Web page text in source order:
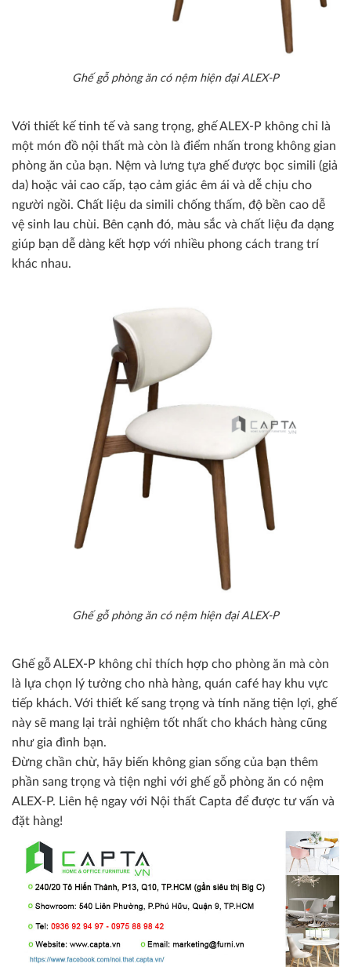
Ghế gỗ phòng ăn có nệm hiện đại ALEX-P
Với thiết kế tinh tế và sang trọng, ghế ALEX-P không chỉ là
một món đồ nội thất mà còn là điểm nhấn trong không gian
phòng ăn của bạn. Nệm và lưng tựa ghế được bọc simili (giả
da) hoặc vải cao cấp, tạo cảm giác êm ái và dễ chịu cho
người ngồi. Chất liệu da simili chống thấm, độ bền cao dễ
vệ sinh lau chùi. Bên cạnh đó, màu sắc và chất liệu đa dạng
giúp bạn dễ dàng kết hợp với nhiều phong cách trang trí
khác nhau.
Ghế gỗ phòng ăn có nệm hiện đại ALEX-P
Ghế gỗ ALEX-P không chỉ thích hợp cho phòng ăn mà còn
là lựa chọn lý tưởng cho nhà hàng, quán café hay khu vực
tiếp khách. Với thiết kế sang trọng và tính năng tiện lợi, ghế
này sẽ mang lại trải nghiệm tốt nhất cho khách hàng cũng
như gia đình bạn.
Đừng chần chừ, hãy biến không gian sống của bạn thêm
phần sang trọng và tiện nghi với ghế gỗ phòng ăn có nệm
ALEX-P. Liên hệ ngay với Nội thất Capta để được tư vấn và
đặt hàng!